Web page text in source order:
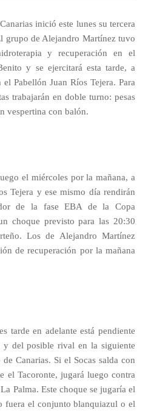
inició este lunes su tercera
grupo de Alejandro Martínez tuvo
y recuperación en el
y se ejercitará esta tarde, a
Pabellón Juan Ríos Tejera. Para
trabajarán en doble turno: pesas
vespertina con balón.
el miércoles por la mañana, a
Tejera y ese mismo día rendirán
de la fase EBA de la Copa
choque previsto para las 20:30
Los de Alejandro Martínez
de recuperación por la mañana
tarde en adelante está pendiente
y del posible rival en la siguiente
Canarias. Si el Socas salda con
el Tacoronte, jugará luego contra
Palma. Este choque se jugaría el
fuera el conjunto blanquiazul o el